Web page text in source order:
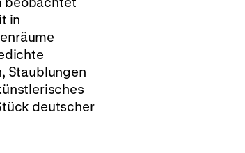
in
Staublungen
deutscher